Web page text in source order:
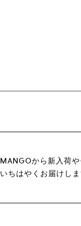
MANGOから新入荷
いちはやくお届けしま